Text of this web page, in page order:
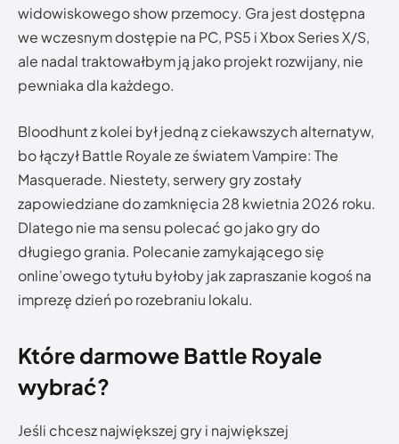
widowiskowego show przemocy. Gra jest dostępna
we wczesnym dostępie na PC, PS5 i Xbox Series X/S,
ale nadal traktowałbym ją jako projekt rozwijany, nie
pewniaka dla każdego.
Bloodhunt z kolei był jedną z ciekawszych alternatyw,
bo łączył Battle Royale ze światem Vampire: The
Masquerade. Niestety, serwery gry zostały
zapowiedziane do zamknięcia 28 kwietnia 2026 roku.
Dlatego nie ma sensu polecać go jako gry do
długiego grania. Polecanie zamykającego się
online’owego tytułu byłoby jak zapraszanie kogoś na
imprezę dzień po rozebraniu lokalu.
Które darmowe Battle Royale
wybrać?
Jeśli chcesz największej gry i największej